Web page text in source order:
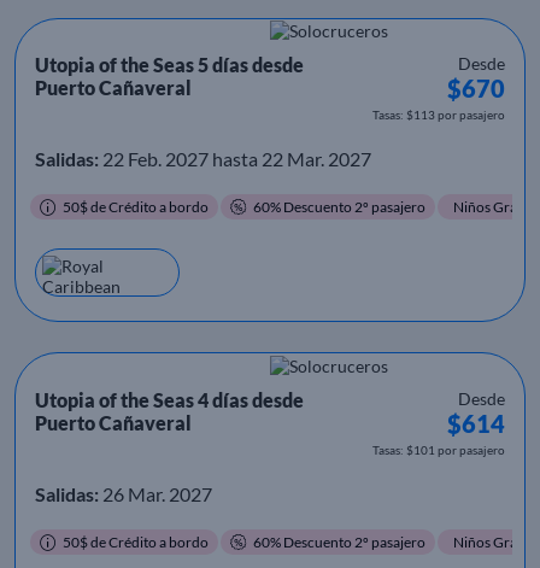
Utopia of the Seas 5 días desde
Puerto Cañaveral
Desde
$670
Tasas: $113 por pasajero
Salidas: 22 Feb. 2027 hasta 22 Mar. 2027
50$ de Crédito a bordo 60% Descuento 2º pasajero Niños Gratis
Utopia of the Seas 4 días desde
Puerto Cañaveral
Desde
$614
Tasas: $101 por pasajero
Salidas: 26 Mar. 2027
50$ de Crédito a bordo 60% Descuento 2º pasajero Niños Gratis